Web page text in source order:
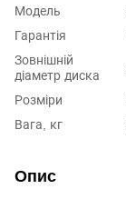
Модель
Гарантія
Зовнішній
діаметр диска
Розміри
Вага, кг
Опис